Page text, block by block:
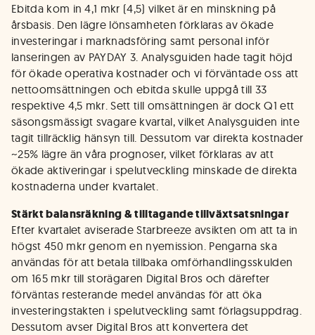
Ebitda kom in 4,1 mkr (4,5) vilket är en minskning på
årsbasis. Den lägre lönsamheten förklaras av ökade
investeringar i marknadsföring samt personal inför
lanseringen av PAYDAY 3. Analysguiden hade tagit höjd
för ökade operativa kostnader och vi förväntade oss att
nettoomsättningen och ebitda skulle uppgå till 33
respektive 4,5 mkr. Sett till omsättningen är dock Q1 ett
säsongsmässigt svagare kvartal, vilket Analysguiden inte
tagit tillräcklig hänsyn till. Dessutom var direkta kostnader
~25% lägre än våra prognoser, vilket förklaras av att
ökade aktiveringar i spelutveckling minskade de direkta
kostnaderna under kvartalet.
Stärkt balansräkning & tilltagande tillväxtsatsningar
Efter kvartalet aviserade Starbreeze avsikten om att ta in
högst 450 mkr genom en nyemission. Pengarna ska
användas för att betala tillbaka omförhandlingsskulden
om 165 mkr till storägaren Digital Bros och därefter
förväntas resterande medel användas för att öka
investeringstakten i spelutveckling samt förlagsuppdrag.
Dessutom avser Digital Bros att konvertera det